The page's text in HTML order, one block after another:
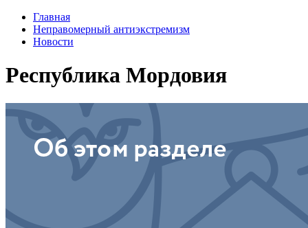
Главная
Неправомерный антиэкстремизм
Новости
Республика Мордовия